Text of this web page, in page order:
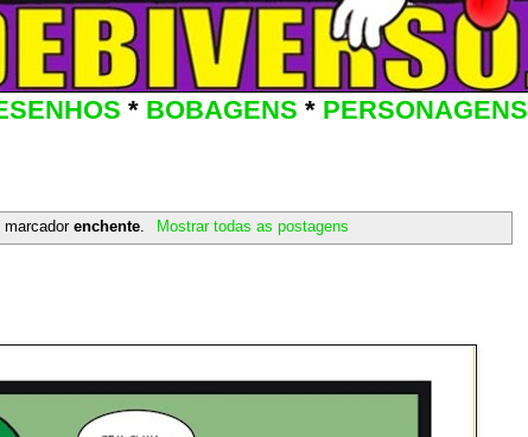
* BOBAGENS * PERSONAGENS
marcadorenchente Mostrar todas as postagens